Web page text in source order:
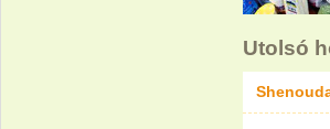
Utolsó